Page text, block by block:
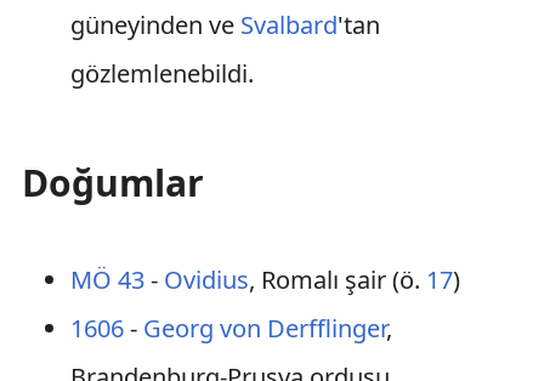
güneyinden ve Svalbard'tan
gözlemlenebildi.
Doğumlar
MÖ 43- Ovidius, Romalı şair (ö. 17)
1606- Georg von Derfflinger,